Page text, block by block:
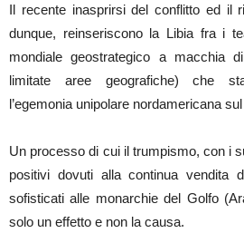
Il recente inasprirsi del conflitto ed il
dunque, reinseriscono la Libia fra i
mondiale geostrategico a macchia
limitate aree geografiche) che
l’egemonia unipolare nordamericana
Un processo di cui il trumpismo, con i
positivi dovuti alla continua vendita
sofisticati alle monarchie del Golfo
solo un effetto e non la causa.